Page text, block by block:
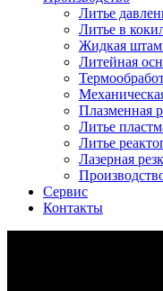
Литье
Литье в
Жидкая
Литейная
Плазменная
Литье
Литье
Лазерная
Сервис
Контакты